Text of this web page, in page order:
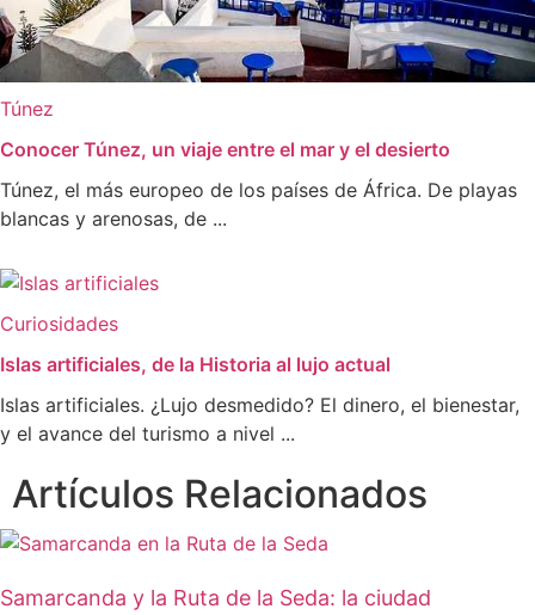
Túnez
Conocer Túnez, un viaje entre el mar y el desierto
Túnez, el más europeo de los países de África. De playas
blancas y arenosas, de ...
Curiosidades
Islas artificiales, de la Historia al lujo actual
Islas artificiales. ¿Lujo desmedido? El dinero, el bienestar,
y el avance del turismo a nivel ...
Artículos Relacionados
Samarcanda y la Ruta de la Seda: la ciudad